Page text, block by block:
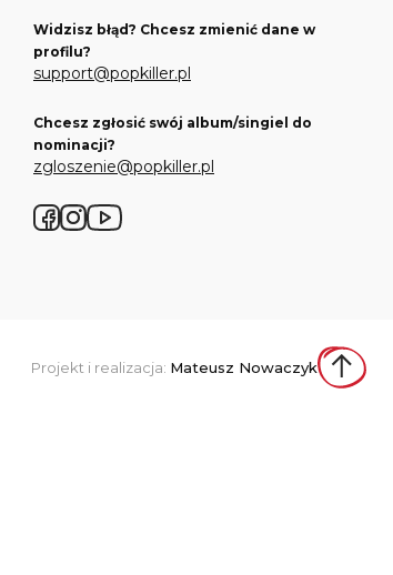
Widzisz błąd? Chcesz zmienić dane w
profilu?
support@popkiller.pl
Chcesz zgłosić swój album/singiel do
nominacji?
zgloszenie@popkiller.pl
Projekt i realizacja: Mateusz Nowaczyk